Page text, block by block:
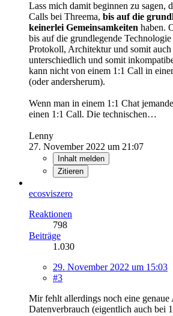
Lass mich damit beginnen zu sagen,
Calls bei Threema, bis auf die
keinerlei Gemeinsamkeiten haben.
bis auf die grundlegende
Protokoll, Architektur und somit
unterschiedlich und somit
kann nicht von einem 1:1 Call in
(oder andersherum).
Wenn man in einem 1:1 Chat
einen 1:1 Call. Die technischen…
Lenny
27. November 2022 um 21:07
Inhalt melden
Zitieren
ecosviszero
Reaktionen
798
Beiträge
1.030
29. November 2022 um 15:03
#3
Mir fehlt allerdings noch eine genaue
Datenverbrauch (eigentlich auch bei